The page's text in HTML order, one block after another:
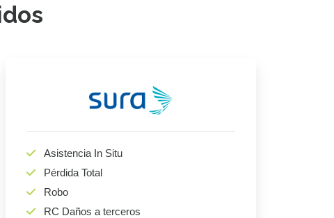
Asistencia In Situ
Pérdida Total
Robo
RC Daños a terceros